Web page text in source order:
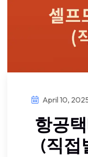
April 10,
항공
(직접